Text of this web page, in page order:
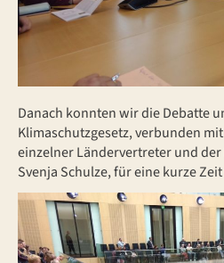
Danach konnten wir die Debatte
Klimaschutzgesetz, verbunden
einzelner Ländervertreter und
Svenja Schulze, für eine kurze